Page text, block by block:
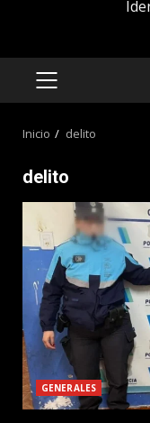
MENÚ
Inicio delito
delito
GENERALES